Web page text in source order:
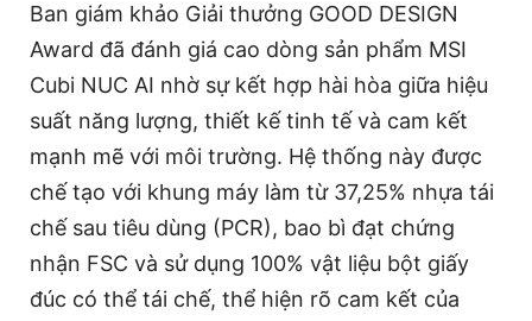
Ban giám khảo Giải thưởng GOOD DESIGN
Award đã đánh giá cao dòng sản phẩm MSI
Cubi NUC AI nhờ sự kết hợp hài hòa giữa hiệu
suất năng lượng, thiết kế tinh tế và cam kết
mạnh mẽ với môi trường. Hệ thống này được
chế tạo với khung máy làm từ 37,25% nhựa tái
chế sau tiêu dùng (PCR), bao bì đạt chứng
nhận FSC và sử dụng 100% vật liệu bột giấy
đúc có thể tái chế, thể hiện rõ cam kết của